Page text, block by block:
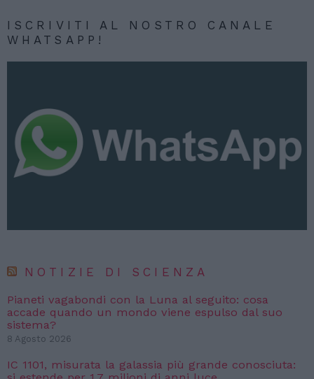
ISCRIVITI AL NOSTRO CANALE
WHATSAPP!
NOTIZIE DI SCIENZA
Pianeti vagabondi con la Luna al seguito: cosa
accade quando un mondo viene espulso dal suo
sistema?
8 Agosto 2026
IC 1101, misurata la galassia più grande conosciuta: